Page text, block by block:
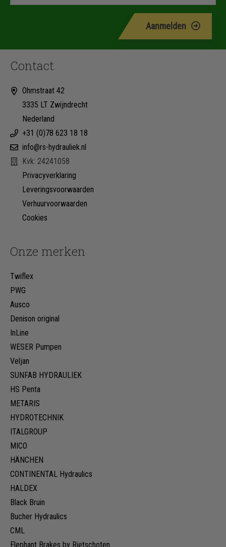
Aanmelden
Onze merken
Twiflex
PWG
Ausco
Denison original
InLine
WESER Pumpen
Veljan
SUNFAB HYDRAULIEK
HS Penta
METARIS
HYDROTECHNIK
ITALGROUP
MICO
HÄNCHEN
CONTINENTAL Hydraulics
HALDEX
Black Bruin
Bucher Hydraulics
CML
Elephant Brakes by Rietschoten
Contact
Ohmstraat 42
3335 LT Zwijndrecht
Nederland
+31 (0)78 623 18 18
info@rs-hydrauliek.nl
Kvk: 24241058
Privacyverklaring
Leveringsvoorwaarden
Verhuurvoorwaarden
Cookies